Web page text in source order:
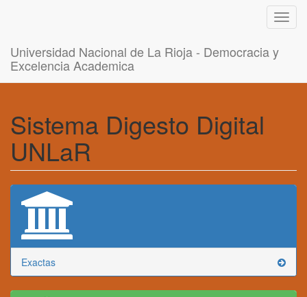
Universidad Nacional de La Rioja - Democracia y
Excelencia Academica
Sistema Digesto Digital
UNLaR
Exactas